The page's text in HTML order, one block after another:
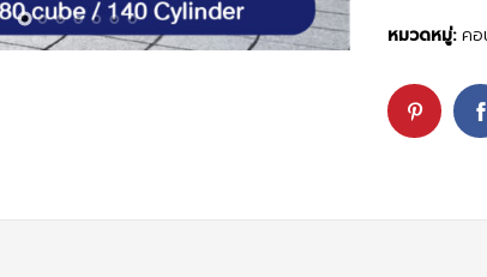
หมวดหมู่: คอ